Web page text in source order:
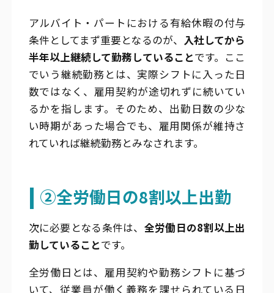
アルバイト・パートにおける有給休暇の付与
条件としてまず重要となるのが、 入社してから
半年以上継続して勤務していることです。ここ
でいう継続勤務とは、実際シフトに入った日
数ではなく、雇用契約が途切れずに続いてい
るかを指します。そのため、出勤日数の少な
い時期があった場合でも、雇用関係が維持さ
れていれば継続勤務とみなされます。
②全労働日の8割以上出勤
次に必要となる条件は、 全労働日の8割以上出
勤していることです。
全労働日とは、雇用契約や勤務シフトに基づ
いて、従業員が働く義務を課せられている日